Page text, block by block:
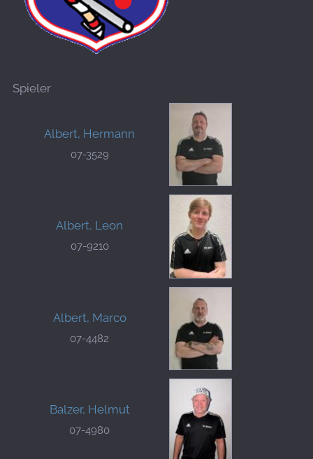
Spieler
Albert, Hermann
07-3529
Albert, Leon
07-9210
Albert, Marco
07-4482
Balzer, Helmut
07-4980